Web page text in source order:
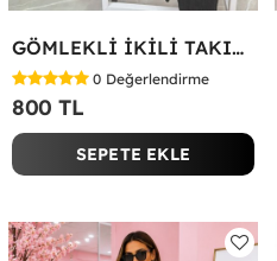
GÖMLEKLİ İKİLİ TAKIM Siyah
0 Değerlendirme
800 TL
SEPETE EKLE